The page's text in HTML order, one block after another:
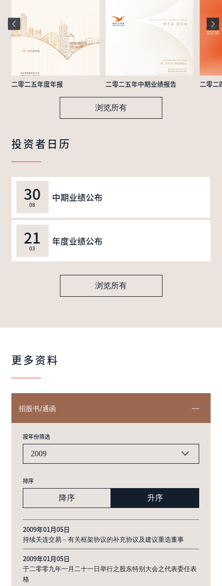
二零二五年度年报 二零二五年中期业绩报告 二零二
浏览所有
投资者日历
30
08
中期业绩公布
21
03
年度业绩公布
浏览所有
更多资料
招股书/通函
按年份筛选
2009
排序
降序 升序
2009年01月05日
持续关连交易 – 有关框架协议的补充协议及建议重选董事
2009年01月05日
于二零零九年一月二十一日举行之股东特别大会之代表委任表
格